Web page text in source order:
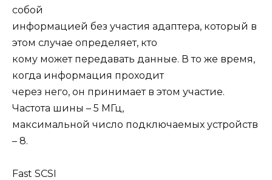
собой
информацией без участия адаптера, который в
этом случае определяет, кто
кому может передавать данные. В то же время,
когда информация проходит
через него, он принимает в этом участие.
Частота шины – 5 МГц,
максимальной число подключаемых устройств
– 8.
Fast SCSI